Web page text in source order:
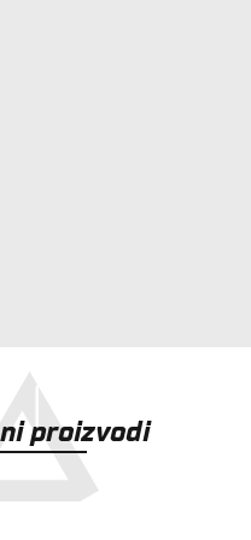
proizvodi